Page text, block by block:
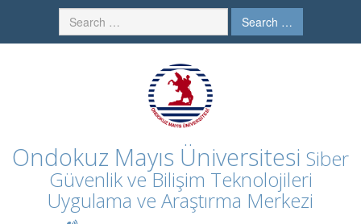
Search …
Ondokuz Mayıs Üniversitesi Siber
Güvenlik ve Bilişim Teknolojileri
Uygulama ve Araştırma Merkezi